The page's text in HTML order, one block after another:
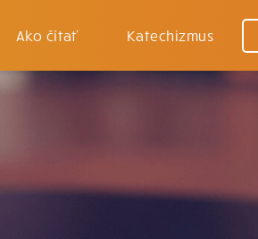
Ako čítať Katechizmus